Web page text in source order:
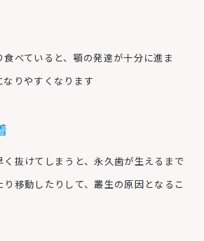
べていると、顎の発達が十分に進ま
りやすくなります
抜けてしまうと、永久歯が生えるまで
移動したりして、叢生の原因となるこ